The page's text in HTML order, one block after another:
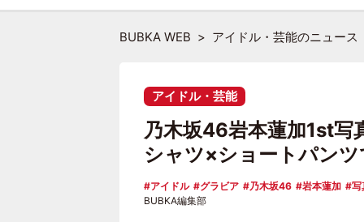
BUBKA WEB アイドル・芸能のニュース
アイドル・芸能
乃木坂46岩本蓮加1st写
シャツ×ショートパン
アイドル グラビア 乃木坂46 岩本蓮加
写
BUBKA編集部